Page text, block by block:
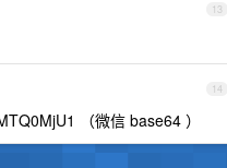
13
14
（微信 base64 ）